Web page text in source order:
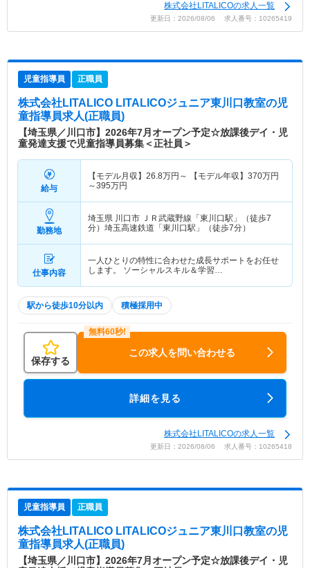
株式会社LITALICOの求人一覧
更新日：2026/08/06 求人番号：10265419
児童指導員 正職員
株式会社LITALICO LITALICOジュニア東川口教室の児
童指導員求人(正職員)
【埼玉県／川口市】2026年7月オープン予定☆放課後デイ・児
童発達支援で児童指導員募集＜正社員＞
給与
【モデル月収】 26.8万円～ 【モデル年収】 370万円
～395万円
勤務地
埼玉県 川口市 ＪＲ武蔵野線「東川口駅」（徒歩7
分）埼玉高速鉄道「東川口駅」（徒歩7分）
仕事内容
一人ひとりの特性に合わせた成長サポートをお任せ
します。 ソーシャルスキル＆学習…
駅から徒歩10分以内 積極採用中
保存する
この求人を問い合わせる
詳細を見る
株式会社LITALICOの求人一覧
更新日：2026/08/06 求人番号：10265418
児童指導員 正職員
株式会社LITALICO LITALICOジュニア東川口教室の児
童指導員求人(正職員)
【埼玉県／川口市】2026年7月オープン予定☆放課後デイ・児